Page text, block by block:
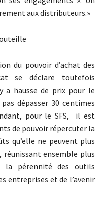
aux distributeurs.»
du pouvoir d’achat des
se déclare toutefois
a hausse de prix pour le
dépasser 30 centimes
pour le SFS, il est
de pouvoir répercuter la
qu’elle ne peuvent plus
réunissant ensemble plus
pérennité des outils
entreprises et de l’avenir